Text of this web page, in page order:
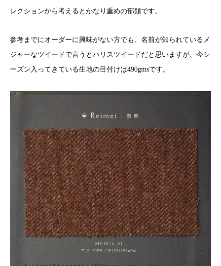
レクションから考えるとかなり重めの部類です。
参考までにオーダーに興味がない方でも、名前が知られているメ
ジャーなツイードで言うとハリスツイードだと思いますが、今シ
ーズン入ってきている生地の目付けは490gmsです。